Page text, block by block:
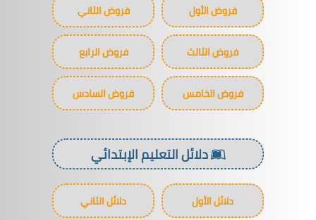
فروض الأول فروض الثاني
فروض الثالث فروض الرابع
فروض الخامس فروض السادس
دلائل التعليم الإبتدائي
دلائل الأول دلائل الثاني